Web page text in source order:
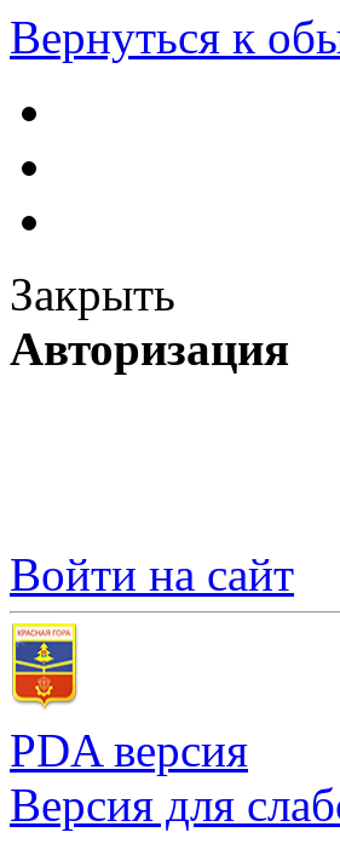
Вернуться к
Закрыть
Авторизация
Войти на сайт
PDA версия
Версия для